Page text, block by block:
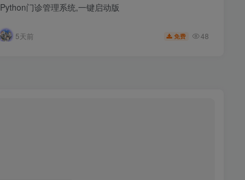
Python门诊管理系统,一键启动版
5天前 免费 48